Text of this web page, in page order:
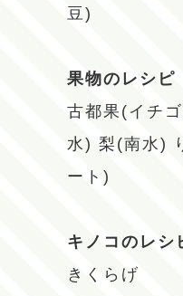
豆)
果物のレシピ
古都果(イチ
水) 梨(南水)
ート)
キノコのレシ
きくらげ